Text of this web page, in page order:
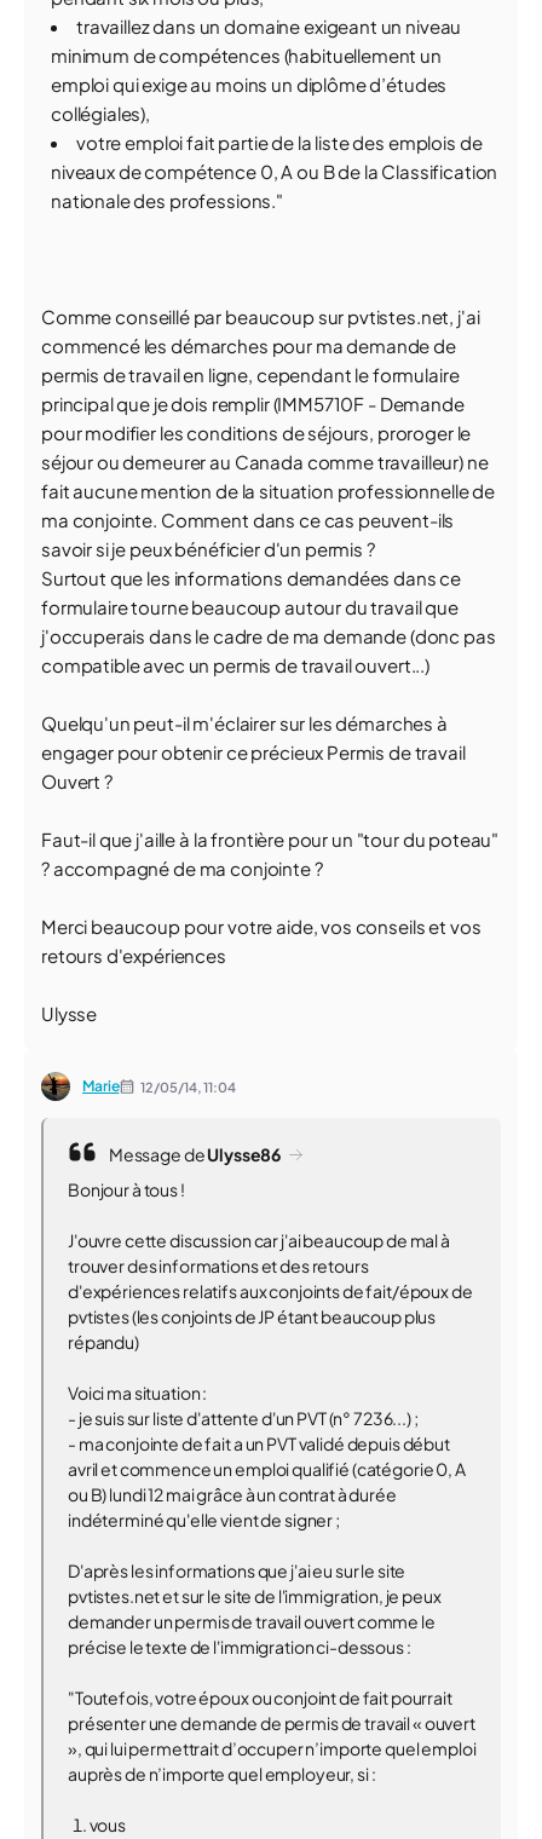
travaillez dans un domaine exigeant un niveau
minimum de compétences (habituellement un
emploi qui exige au moins un diplôme d’études
collégiales),
votre emploi fait partie de la liste des emplois de
niveaux de compétence 0, A ou B de la Classification
nationale des professions."
Comme conseillé par beaucoup sur pvtistes.net, j'ai
commencé les démarches pour ma demande de
permis de travail en ligne, cependant le formulaire
principal que je dois remplir (IMM5710F - Demande
pour modifier les conditions de séjours, proroger le
séjour ou demeurer au Canada comme travailleur) ne
fait aucune mention de la situation professionnelle de
ma conjointe. Comment dans ce cas peuvent-ils
savoir si je peux bénéficier d'un permis ?
Surtout que les informations demandées dans ce
formulaire tourne beaucoup autour du travail que
j'occuperais dans le cadre de ma demande (donc pas
compatible avec un permis de travail ouvert...)
Quelqu'un peut-il m'éclairer sur les démarches à
engager pour obtenir ce précieux Permis de travail
Ouvert ?
Faut-il que j'aille à la frontière pour un "tour du poteau"
? accompagné de ma conjointe ?
Merci beaucoup pour votre aide, vos conseils et vos
retours d'expériences
Ulysse
Marie 12/05/14,11:04
Message deUlysse86
Bonjour à tous !
J'ouvre cette discussion car j'ai beaucoup de mal à
trouver des informations et des retours
d'expériences relatifs aux conjoints de fait/époux de
pvtistes (les conjoints de JP étant beaucoup plus
répandu)
Voici ma situation :
- je suis sur liste d'attente d'un PVT (n° 7236...) ;
- ma conjointe de fait a un PVT validé depuis début
avril et commence un emploi qualifié (catégorie 0, A
ou B) lundi 12 mai grâce à un contrat à durée
indéterminé qu'elle vient de signer ;
D'après les informations que j'ai eu sur le site
pvtistes.net et sur le site de l'immigration, je peux
demander un permis de travail ouvert comme le
précise le texte de l'immigration ci-dessous :
"Toutefois, votre époux ou conjoint de fait pourrait
présenter une demande de permis de travail « ouvert
», qui lui permettrait d’occuper n’importe quel emploi
auprès de n’importe quel employeur, si :
vous